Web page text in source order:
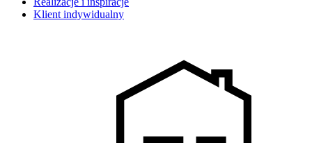
Klient indywidualny